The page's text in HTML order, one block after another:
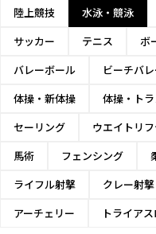
陸上競技 水泳・競泳
サッカー
テニス ボ
バレーボール
ビーチバ
体操・新体操
体操・ト
セーリング
ウエイトリ
馬術
フェンシング
ライフル射撃
クレー射撃
アーチェリー
トライア